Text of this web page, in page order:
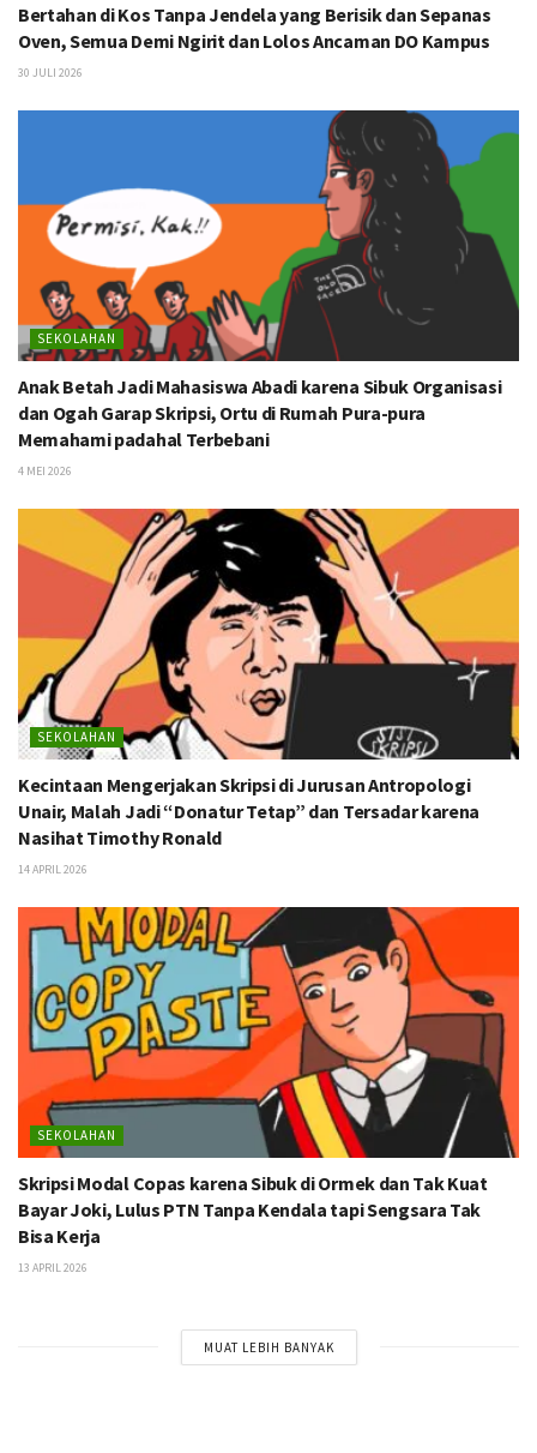
Bertahan di Kos Tanpa Jendela yang Berisik dan Sepanas
Oven, Semua Demi Ngirit dan Lolos Ancaman DO Kampus
30 JULI 2026
SEKOLAHAN
Anak Betah Jadi Mahasiswa Abadi karena Sibuk Organisasi
dan Ogah Garap Skripsi, Ortu di Rumah Pura-pura
Memahami padahal Terbebani
4 MEI 2026
SEKOLAHAN
Kecintaan Mengerjakan Skripsi di Jurusan Antropologi
Unair, Malah Jadi “Donatur Tetap” dan Tersadar karena
Nasihat Timothy Ronald
14 APRIL 2026
SEKOLAHAN
Skripsi Modal Copas karena Sibuk di Ormek dan Tak Kuat
Bayar Joki, Lulus PTN Tanpa Kendala tapi Sengsara Tak
Bisa Kerja
13 APRIL 2026
MUAT LEBIH BANYAK